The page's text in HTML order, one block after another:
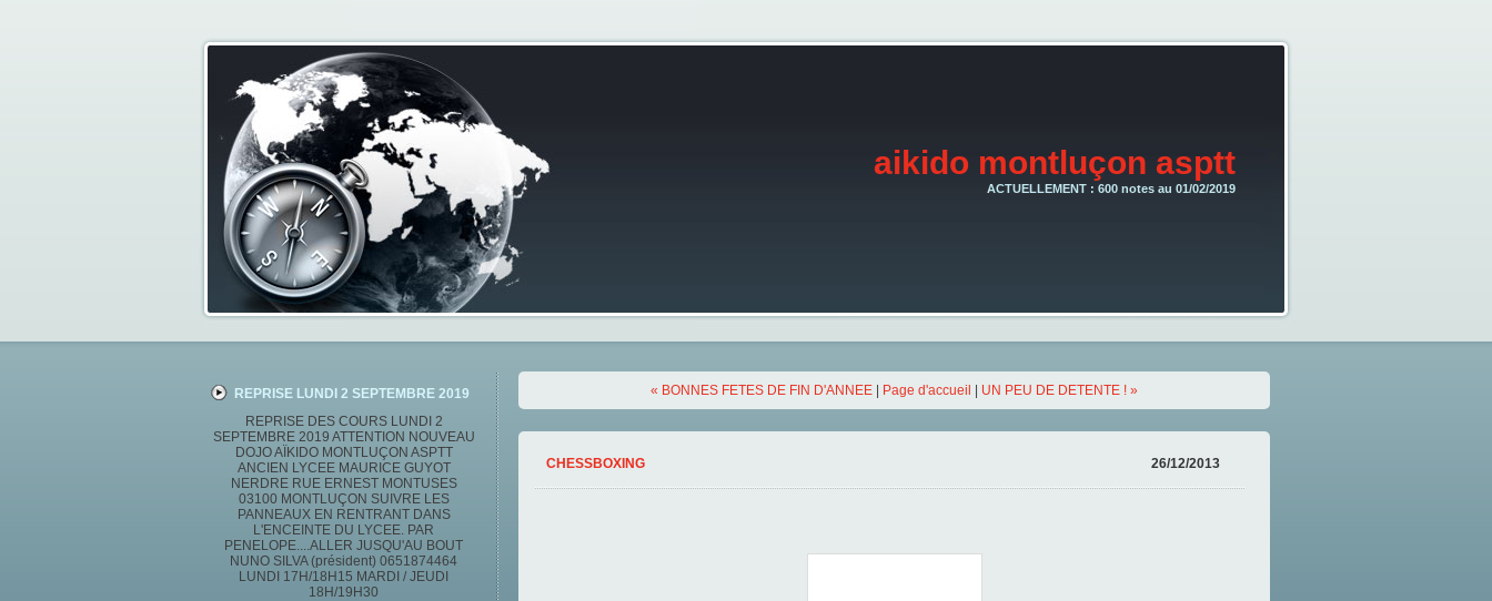
aikido montluçon asptt
ACTUELLEMENT : 600 notes au 01/02/2019
REPRISE LUNDI 2 SEPTEMBRE 2019
REPRISE DES COURS LUNDI 2
SEPTEMBRE 2019 ATTENTION NOUVEAU
DOJO AÏKIDO MONTLUÇON ASPTT
ANCIEN LYCEE MAURICE GUYOT
NERDRE RUE ERNEST MONTUSES
03100 MONTLUÇON SUIVRE LES
PANNEAUX EN RENTRANT DANS
L'ENCEINTE DU LYCEE. PAR
PENELOPE....ALLER JUSQU'AU BOUT
NUNO SILVA (président) 0651874464
LUNDI 17H/18H15 MARDI / JEUDI
18H/19H30
« BONNES FETES DE FIN D'ANNEE Page d'accueil UN PEU DE DETENTE ! »
26/12/2013
CHESSBOXING